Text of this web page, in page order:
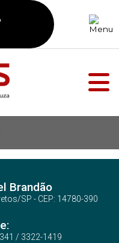
Brandão
SP - CEP: 14780-390
/ 3322-1419